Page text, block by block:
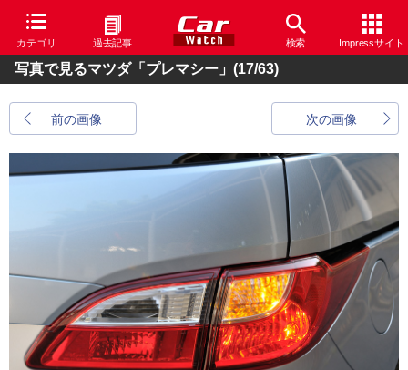
カテゴリ 過去記事 検索 Impressサイト
写真で見るマツダ「プレマシー」 (17/63)
前の画像 次の画像